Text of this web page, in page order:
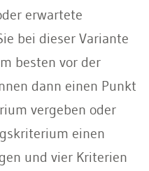
erwartete
bei dieser Variante
besten vor der
dann einen Punkt
vergeben oder
einen
und vier Kriterien